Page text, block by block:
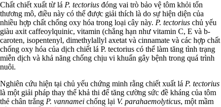
Chất chiết xuất từ lá P. tectorius đóng vai trò bảo vệ tôm khỏi tổn
thương mô, điều này có thể được giải thích là do sự hiện diện của
nhiều hợp chất chống oxy hóa trong loại cây này. P. tectorius chủ yếu
giàu axit caffeoylquinic, vitamin (chẳng hạn như vitamin C, E và b-
caroten, isopentenyl, dimethylallyl axetat và cinnamate và các hợp chất
chống oxy hóa của dịch chiết lá P. tectorius có thể làm tăng tình trạng
miễn dịch và khả năng chống chịu vi khuẩn gây bệnh trong quá trình
nuôi.
Nghiên cứu hiện tại chủ yếu chứng minh rằng chiết xuất lá P. tectorius
là một giải pháp thay thế khả thi để tăng cường sức đề kháng của tôm
thẻ chân trắng P. vannamei chống lại V. parahaemolyticus, một mầm